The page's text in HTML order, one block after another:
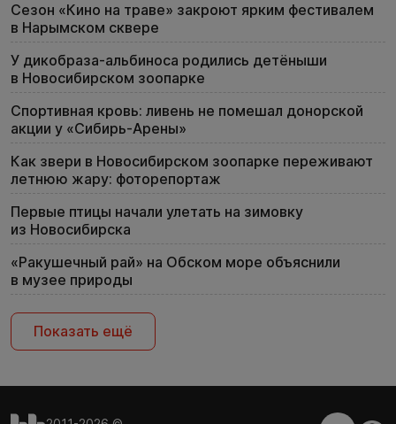
Сезон «Кино на траве» закроют ярким фестивалем
в Нарымском сквере
У дикобраза-альбиноса родились детёныши
в Новосибирском зоопарке
Спортивная кровь: ливень не помешал донорской
акции у «Сибирь-Арены»
Как звери в Новосибирском зоопарке переживают
летнюю жару: фоторепортаж
Первые птицы начали улетать на зимовку
из Новосибирска
«Ракушечный рай» на Обском море объяснили
в музее природы
Показать ещё